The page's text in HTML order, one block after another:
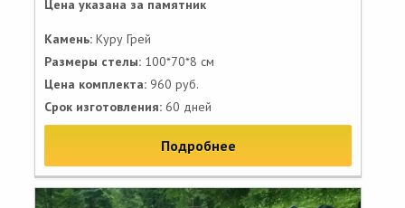
Цена указана за памятник
Камень: Куру Грей
Размеры стелы: 100*70*8 см
Цена комплекта: 960 руб.
Срок изготовления: 60 дней
Подробнее